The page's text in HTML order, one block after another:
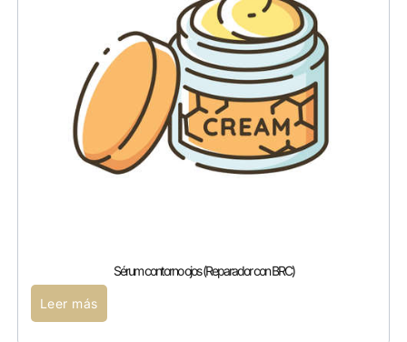
Sérum contorno ojos (Reparador con BRC)
Leer más